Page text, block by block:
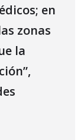
en
zonas
la